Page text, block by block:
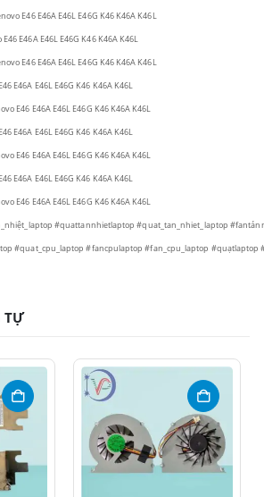
E46 E46A E46L E46G K46 K46A K46L
E46A E46L E46G K46 K46A K46L
E46 E46A E46L E46G K46 K46A K46L
E46A E46L E46G K46 K46A K46L
E46 E46A E46L E46G K46 K46A K46L
E46A E46L E46G K46 K46A K46L
E46 E46A E46L E46G K46 K46A K46L
E46A E46L E46G K46 K46A K46L
E46 E46A E46L E46G K46 K46A K46L
#quattannhietlaptop #quat_tan_nhiet_laptop
#quat_cpu_laptop #fancpulaptop #fan_cpu_laptop
TỰ